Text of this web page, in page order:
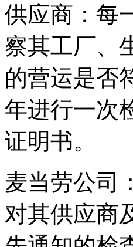
供应商：每
察其工厂、
的营运是否
年进行一次
证明书。
麦当劳公司
对其供应商